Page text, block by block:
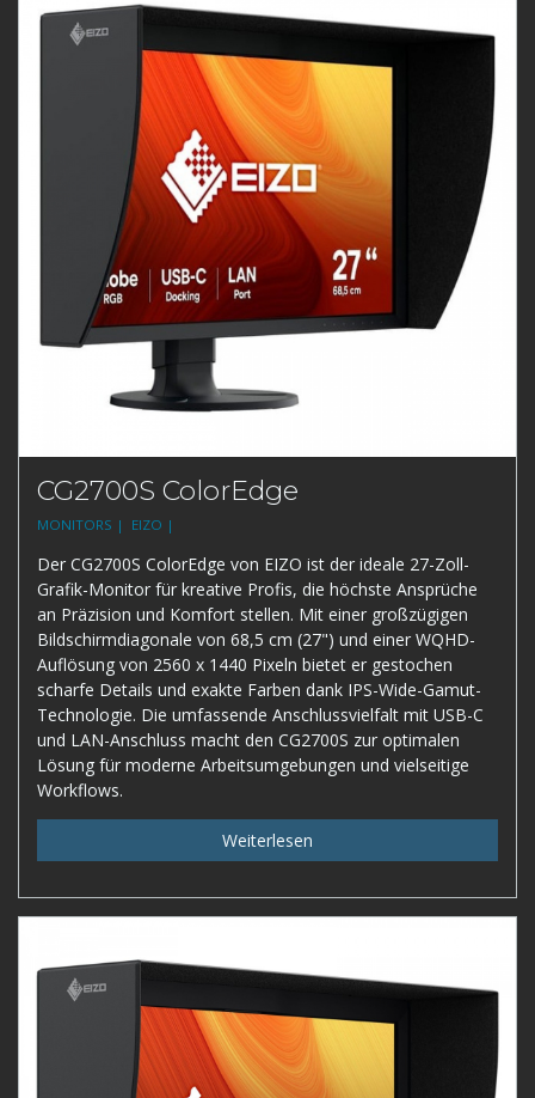
CG2700S ColorEdge
MONITORS | EIZO |
Der CG2700S ColorEdge von EIZO ist der ideale 27-Zoll-
Grafik-Monitor für kreative Profis, die höchste Ansprüche
an Präzision und Komfort stellen. Mit einer großzügigen
Bildschirmdiagonale von 68,5 cm (27") und einer WQHD-
Auflösung von 2560 x 1440 Pixeln bietet er gestochen
scharfe Details und exakte Farben dank IPS-Wide-Gamut-
Technologie. Die umfassende Anschlussvielfalt mit USB-C
und LAN-Anschluss macht den CG2700S zur optimalen
Lösung für moderne Arbeitsumgebungen und vielseitige
Workflows.
Weiterlesen